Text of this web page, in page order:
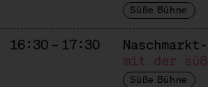
Süße Bühne
16:30 – 17:30
mit der
Süße Bühne